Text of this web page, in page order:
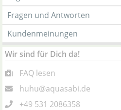
Fragen und Antworten
Kundenmeinungen
Wir sind für Dich da!
FAQ lesen
huhu@aquasabi.de
+49 531 2086358